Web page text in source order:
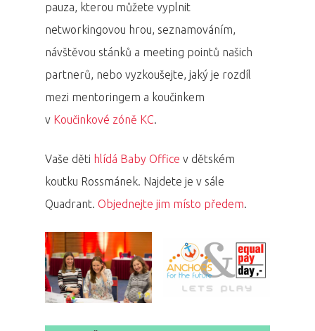
pauza, kterou můžete vyplnit
networkingovou hrou, seznamováním,
návštěvou stánků a meeting pointů našich
partnerů, nebo vyzkoušejte, jaký je rozdíl
mezi mentoringem a koučinkem
v Koučinkové zóně KC.
Vaše děti hlídá Baby Office v dětském
koutku Rossmánek. Najdete je v sále
Quadrant. Objednejte jim místo předem.